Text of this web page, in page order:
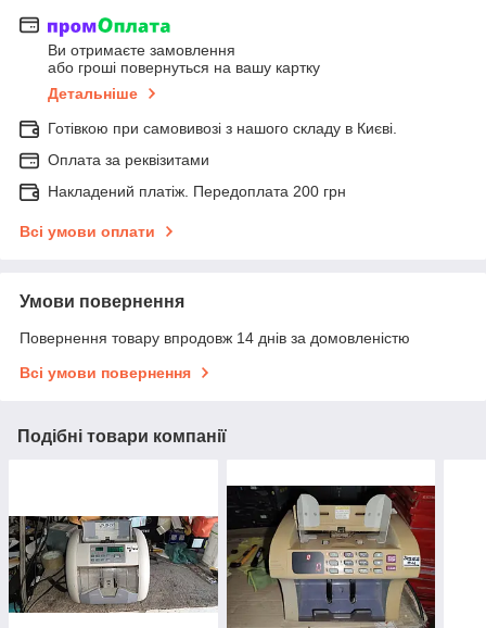
Ви отримаєте замовлення
або гроші повернуться на вашу картку
Детальніше
Готівкою при самовивозі з нашого складу в Києві.
Оплата за реквізитами
Накладений платіж. Передоплата 200 грн
Всі умови оплати
Умови повернення
Повернення товару впродовж 14 днів за домовленістю
Всі умови повернення
Подібні товари компанії